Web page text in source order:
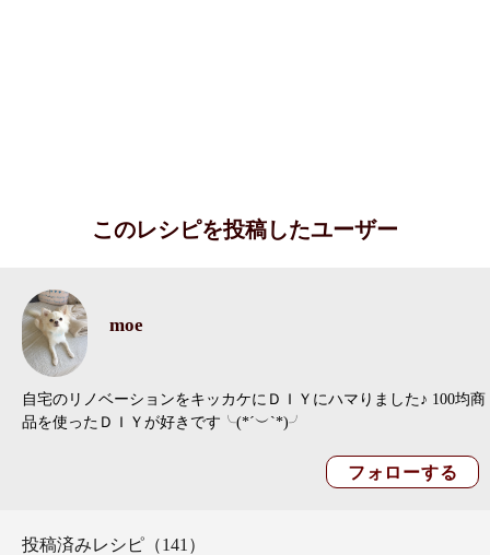
このレシピを投稿したユーザー
moe
自宅のリノベーションをキッカケにＤＩＹにハマりました♪ 100均商
品を使ったＤＩＹが好きです╰(*´︶`*)╯
投稿済みレシピ（141）